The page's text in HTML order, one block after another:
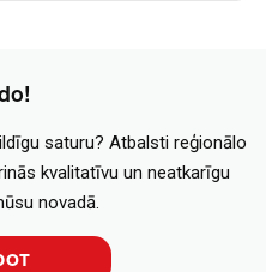
saturu? Atbalsti reģionālo
kvalitatīvu un neatkarīgu
novadā.